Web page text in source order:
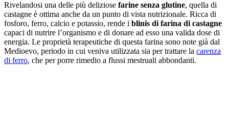
Rivelandosi una delle più deliziose farine senza glutine, quella di
castagne è ottima anche da un punto di vista nutrizionale. Ricca di
fosforo, ferro, calcio e potassio, rende i blinis di farina di castagne
capaci di nutrire l’organismo e di donare ad esso una valida dose di
energia. Le proprietà terapeutiche di questa farina sono note già dal
Medioevo, periodo in cui veniva utilizzata sia per trattare la carenza
di ferro, che per porre rimedio a flussi mestruali abbondanti.